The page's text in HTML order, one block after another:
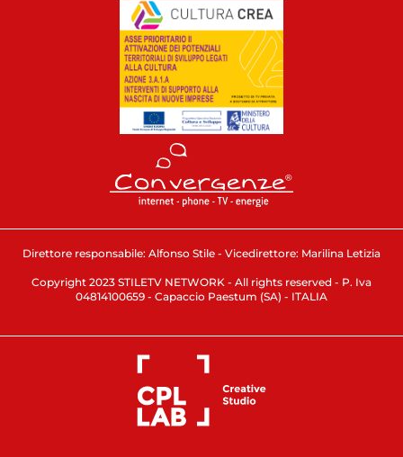
Direttore responsabile: Alfonso Stile - Vicedirettore: Marilina Letizia
Copyright 2023 STILETV NETWORK - All rights reserved - P. Iva
04814100659 - Capaccio Paestum (SA) - ITALIA